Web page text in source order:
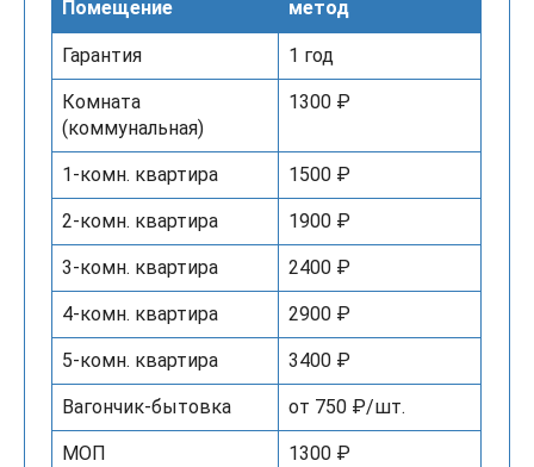
Помещение
метод
Гарантия 1 год
Комната
(коммунальная)
1300 ₽
1-комн. квартира 1500 ₽
2-комн. квартира 1900 ₽
3-комн. квартира 2400 ₽
4-комн. квартира 2900 ₽
5-комн. квартира 3400 ₽
Вагончик-бытовка от 750 ₽/шт.
МОП 1300 ₽